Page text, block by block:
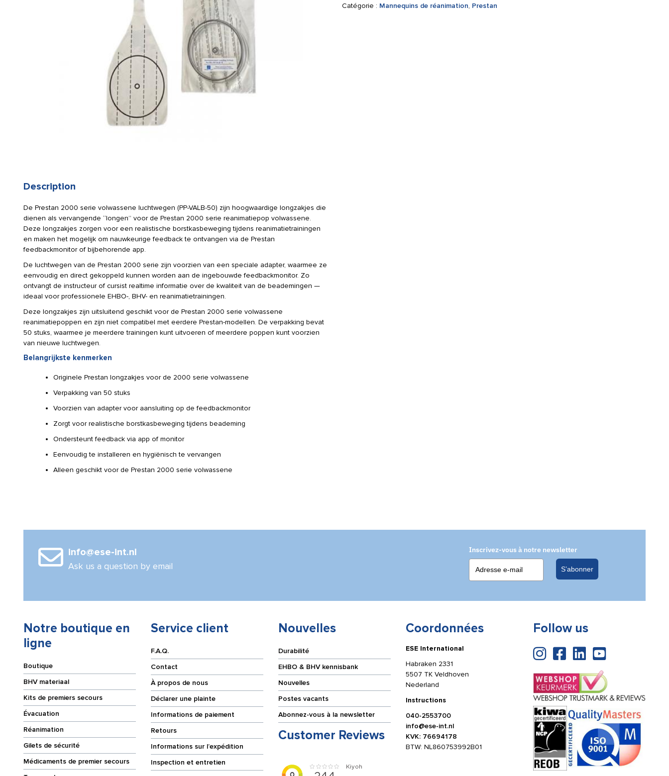
Description
De Prestan 2000 serie volwassene luchtwegen (PP-VALB-50) zijn hoogwaardige longzakjes die
dienen als vervangende “longen” voor de Prestan 2000 serie reanimatiepop volwassene.
Deze longzakjes zorgen voor een realistische borstkasbeweging tijdens reanimatietrainingen
en maken het mogelijk om nauwkeurige feedback te ontvangen via de Prestan
feedbackmonitor of bijbehorende app.
De luchtwegen van de Prestan 2000 serie zijn voorzien van een speciale adapter, waarmee ze
eenvoudig en direct gekoppeld kunnen worden aan de ingebouwde feedbackmonitor. Zo
ontvangt de instructeur of cursist realtime informatie over de kwaliteit van de beademingen —
ideaal voor professionele EHBO-, BHV- en reanimatietrainingen.
Deze longzakjes zijn uitsluitend geschikt voor de Prestan 2000 serie volwassene
reanimatiepoppen en zijn niet compatibel met eerdere Prestan-modellen. De verpakking bevat
50 stuks, waarmee je meerdere trainingen kunt uitvoeren of meerdere poppen kunt voorzien
van nieuwe luchtwegen.
Belangrijkste kenmerken
Originele Prestan longzakjes voor de 2000 serie volwassene
Verpakking van 50 stuks
Voorzien van adapter voor aansluiting op de feedbackmonitor
Zorgt voor realistische borstkasbeweging tijdens beademing
Ondersteunt feedback via app of monitor
Eenvoudig te installeren en hygiënisch te vervangen
Alleen geschikt voor de Prestan 2000 serie volwassene
Catégorie : Mannequins de réanimation, Prestan
info@ese-int.nl
Ask us a question by email
Inscrivez-vous à notre newsletter
S’abonner
Notre boutique en
ligne
Boutique
BHV materiaal
Kits de premiers secours
Évacuation
Réanimation
Gilets de sécurité
Médicaments de premier secours
Service client
F.A.Q.
Contact
À propos de nous
Déclarer une plainte
Informations de paiement
Retours
Informations sur l’expédition
Inspection et entretien
Nouvelles
Durabilité
EHBO & BHV kennisbank
Nouvelles
Postes vacants
Abonnez-vous à la newsletter
Customer Reviews
Coordonnées
ESE International
Habraken 2331
5507 TK Veldhoven
Nederland
Instructions
040-2553700
info@ese-int.nl
KVK: 76694178
BTW: NL860753992B01
Follow us